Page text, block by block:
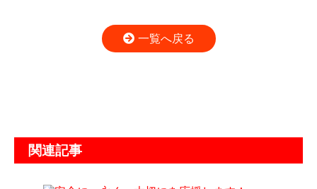
一覧へ戻る
関連記事